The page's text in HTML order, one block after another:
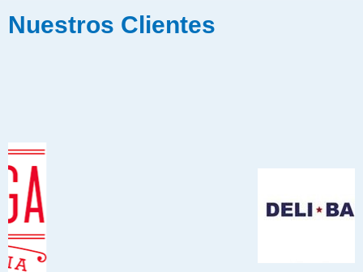
Nuestros Clientes